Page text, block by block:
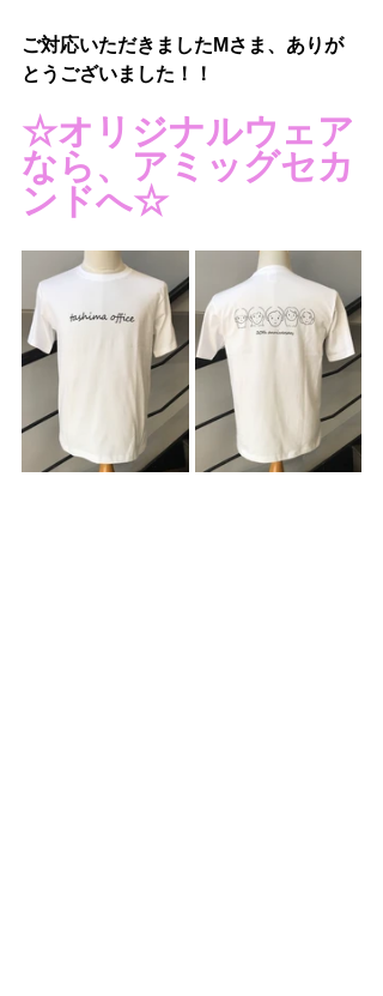
ご対応いただきましたMさま、ありが
とうございました！！
☆オリジナルウェア
なら、アミッグセカ
ンドへ☆